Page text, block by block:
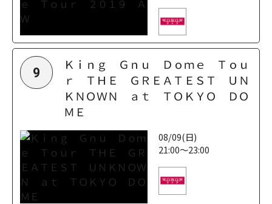
9
Ｋｉｎｇ Ｇｎｕ Ｄｏｍｅ Ｔｏｕ
ｒ ＴＨＥ ＧＲＥＡＴＥＳＴ ＵＮ
ＫＮＯＷＮ ａｔ ＴＯＫＹＯ ＤＯ
ＭＥ
08/09(日)
21:00～23:00